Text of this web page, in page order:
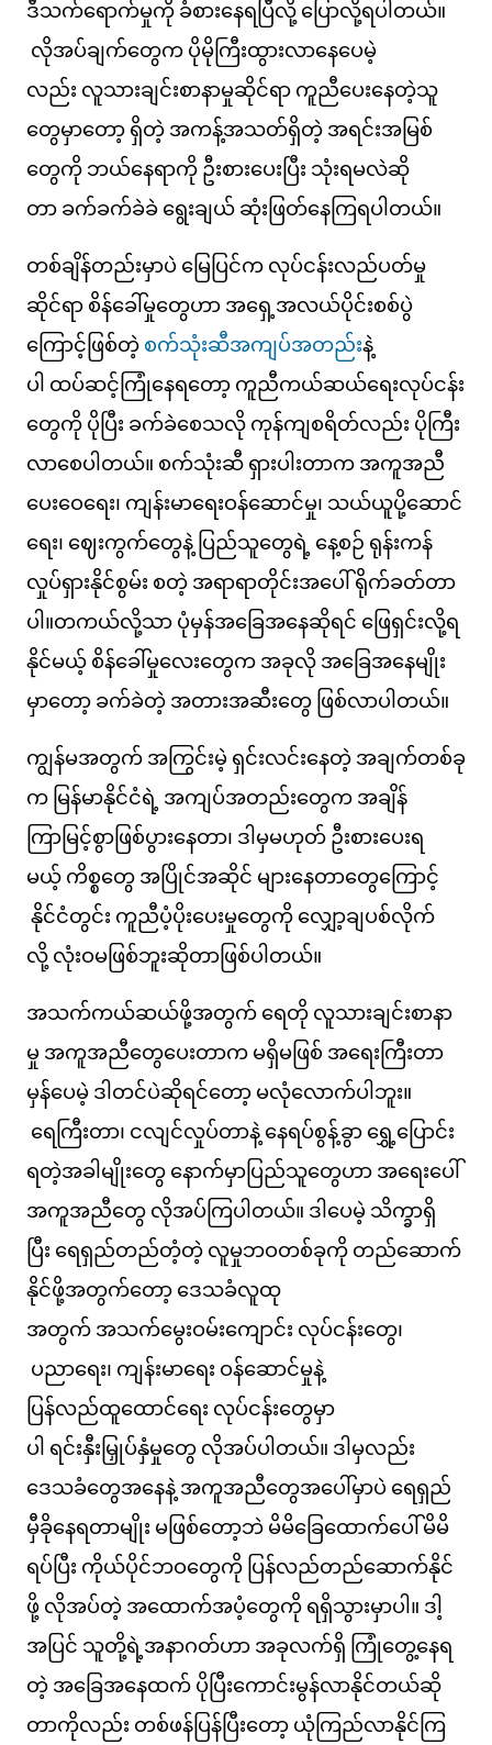
ဒီသက်ရောက်မှုကို ခံစားနေရပြီလို့ ပြောလို့ရပါတယ်။
လိုအပ်ချက်တွေက ပိုမိုကြီးထွားလာနေပေမဲ့
လည်း လူသားချင်းစာနာမှုဆိုင်ရာ ကူညီပေးနေတဲ့သူ
တွေမှာတော့ ရှိတဲ့ အကန့်အသတ်ရှိတဲ့ အရင်းအမြစ်
တွေကို ဘယ်နေရာကို ဦးစားပေးပြီး သုံးရမလဲဆို
တာ ခက်ခက်ခဲခဲ ရွေးချယ် ဆုံးဖြတ်နေကြရပါတယ်။
တစ်ချိန်တည်းမှာပဲ မြေပြင်က လုပ်ငန်းလည်ပတ်မှု
ဆိုင်ရာ စိန်ခေါ်မှုတွေဟာ အရှေ့အလယ်ပိုင်းစစ်ပွဲ
ကြောင့်ဖြစ်တဲ့ စက်သုံးဆီအကျပ်အတည်းနဲ့
ပါ ထပ်ဆင့်ကြုံနေရတော့ ကူညီကယ်ဆယ်ရေးလုပ်ငန်း
တွေကို ပိုပြီး ခက်ခဲစေသလို ကုန်ကျစရိတ်လည်း ပိုကြီး
လာစေပါတယ်။ စက်သုံးဆီ ရှားပါးတာက အကူအညီ
ပေးဝေရေး၊ ကျန်းမာရေးဝန်ဆောင်မှု၊ သယ်ယူပို့ဆောင်
ရေး၊ ဈေးကွက်တွေနဲ့ ပြည်သူတွေရဲ့ နေ့စဉ် ရုန်းကန်
လှုပ်ရှားနိုင်စွမ်း စတဲ့ အရာရာတိုင်းအပေါ် ရိုက်ခတ်တာ
ပါ။တကယ်လို့သာ ပုံမှန်အခြေအနေဆိုရင် ဖြေရှင်းလို့ရ
နိုင်မယ့် စိန်ခေါ်မှုလေးတွေက အခုလို အခြေအနေမျိုး
မှာတော့ ခက်ခဲတဲ့ အတားအဆီးတွေ ဖြစ်လာပါတယ်။
ကျွန်မအတွက် အကြွင်းမဲ့ ရှင်းလင်းနေတဲ့ အချက်တစ်ခု
က မြန်မာနိုင်ငံရဲ့ အကျပ်အတည်းတွေက အချိန်
ကြာမြင့်စွာဖြစ်ပွားနေတာ၊ ဒါမှမဟုတ် ဦးစားပေးရ
မယ့် ကိစ္စတွေ အပြိုင်အဆိုင် များနေတာတွေကြောင့်
နိုင်ငံတွင်း ကူညီပံ့ပိုးပေးမှုတွေကို လျှော့ချပစ်လိုက်
လို့ လုံးဝမဖြစ်ဘူးဆိုတာဖြစ်ပါတယ်။
အသက်ကယ်ဆယ်ဖို့အတွက် ရေတို လူသားချင်းစာနာ
မှု အကူအညီတွေပေးတာက မရှိမဖြစ် အရေးကြီးတာ
မှန်ပေမဲ့ ဒါတင်ပဲဆိုရင်တော့ မလုံလောက်ပါဘူး။
ရေကြီးတာ၊ ငလျင်လှုပ်တာနဲ့ နေရပ်စွန့်ခွာ ရွှေ့ပြောင်း
ရတဲ့အခါမျိုးတွေ နောက်မှာပြည်သူတွေဟာ အရေးပေါ်
အကူအညီတွေ လိုအပ်ကြပါတယ်။ ဒါပေမဲ့ သိက္ခာရှိ
ပြီး ရေရှည်တည်တံ့တဲ့ လူမှုဘဝတစ်ခုကို တည်ဆောက်
နိုင်ဖို့အတွက်တော့ ဒေသခံလူထု
အတွက် အသက်မွေးဝမ်းကျောင်း လုပ်ငန်းတွေ၊
ပညာရေး၊ ကျန်းမာရေး ဝန်ဆောင်မှုနဲ့
ပြန်လည်ထူထောင်ရေး လုပ်ငန်းတွေမှာ
ပါ ရင်းနှီးမြှုပ်နှံမှုတွေ လိုအပ်ပါတယ်။ ဒါမှလည်း
ဒေသခံတွေအနေနဲ့ အကူအညီတွေအပေါ်မှာပဲ ရေရှည်
မှီခိုနေရတာမျိုး မဖြစ်တော့ဘဲ မိမိခြေထောက်ပေါ်မိမိ
ရပ်ပြီး ကိုယ်ပိုင်ဘဝတွေကို ပြန်လည်တည်ဆောက်နိုင်
ဖို့ လိုအပ်တဲ့ အထောက်အပံ့တွေကို ရရှိသွားမှာပါ။ ဒါ့
အပြင် သူတို့ရဲ့အနာဂတ်ဟာ အခုလက်ရှိ ကြုံတွေ့နေရ
တဲ့ အခြေအနေထက် ပိုပြီးကောင်းမွန်လာနိုင်တယ်ဆို
တာကိုလည်း တစ်ဖန်ပြန်ပြီးတော့ ယုံကြည်လာနိုင်ကြ